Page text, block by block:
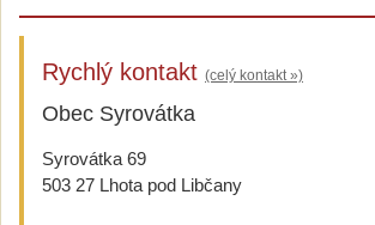
Rychlý kontakt (celý kontakt »)
Obec Syrovátka
Syrovátka 69
503 27 Lhota pod Libčany